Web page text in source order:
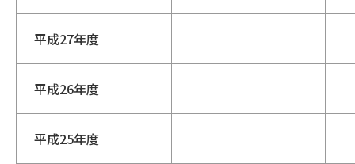
平成27年度
平成26年度
平成25年度